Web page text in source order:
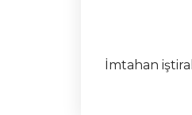
İmtahan